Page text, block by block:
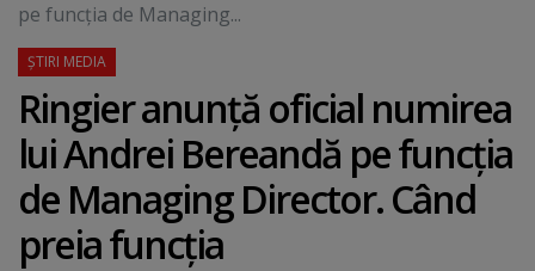
main
content
pe funcţia de Managing...
Ringier anunţă oficial numirea
lui Andrei Bereandă pe funcţia
de Managing Director. Când
preia funcţia